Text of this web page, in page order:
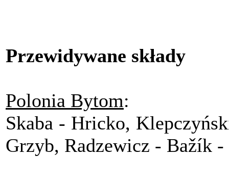
Przewidywane składy
Polonia Bytom:
Skaba - Hricko,
Grzyb, Radzewicz - Bažík